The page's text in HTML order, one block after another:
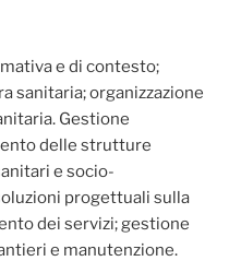
e di contesto;
sanitaria; organizzazione
Gestione
delle strutture
e socio-
progettuali sulla
dei servizi; gestione
e manutenzione.